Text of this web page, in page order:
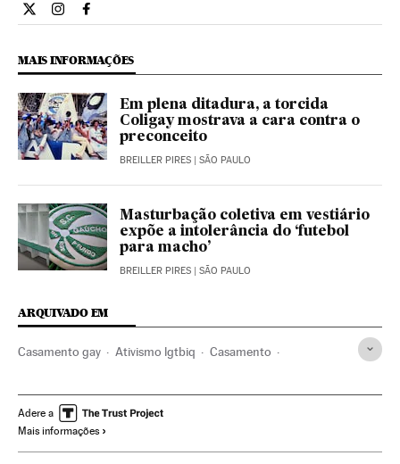
Estilo El País Brasil en Twitter
Estilo El País Brasil en Instagram
Estilo El País Brasil en Facebook
MAIS INFORMAÇÕES
Em plena ditadura, a torcida
Coligay mostrava a cara contra o
preconceito
BREILLER PIRES | SÃO PAULO
Masturbação coletiva em vestiário
expõe a intolerância do ‘futebol
para macho’
BREILLER PIRES | SÃO PAULO
ARQUIVADO EM
Casamento gay Ativismo lgtbiq Casamento
Homossexualidade Família
Orientação sexual
Adere a
Mais informações